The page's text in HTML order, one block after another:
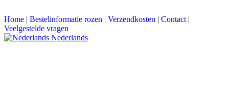
Home | Bestelinformatie rozen | Verzendkosten | Contact |
Veelgestelde vragen
Nederlands